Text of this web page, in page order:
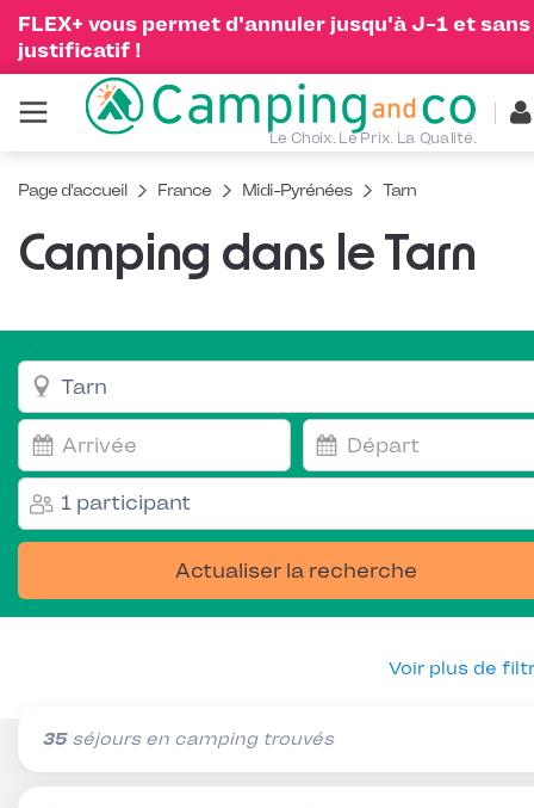
FLEX+ vous permet d'annuler jusqu'à J-1 et sans
justificatif !
Le Choix. Le Prix. La Qualité.
Page d'accueil France Midi-Pyrénées Tarn
Camping dans le Tarn
1 participant
Actualiser la recherche
Voir plus de
35séjours en camping trouvés